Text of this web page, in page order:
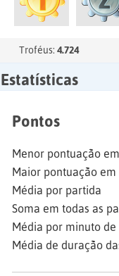
Troféus: 4.724
Estatísticas
Pontos
Menor pontuação
Maior pontuação
Média por partida
Soma em todas as
Média por minuto
Média de duração